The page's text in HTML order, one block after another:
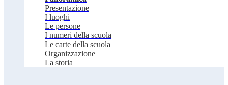
Presentazione
I luoghi
Le persone
I numeri della scuola
Le carte della scuola
Organizzazione
La storia